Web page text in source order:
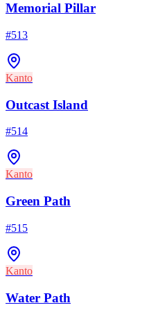
Memorial Pillar
#513
Kanto
Outcast Island
#514
Kanto
Green Path
#515
Kanto
Water Path